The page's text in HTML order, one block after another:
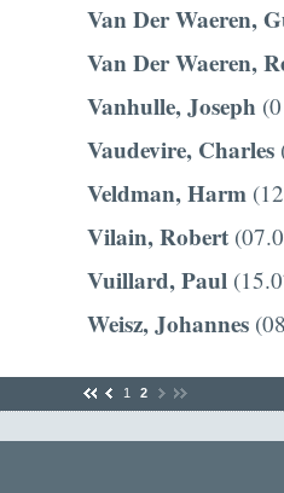
Van Der Waeren,
Van Der Waeren,
Vanhulle, Joseph
Vaudevire, Charles
Veldman, Harm
Vilain, Robert
Vuillard, Paul
Weisz, Johannes
1 2